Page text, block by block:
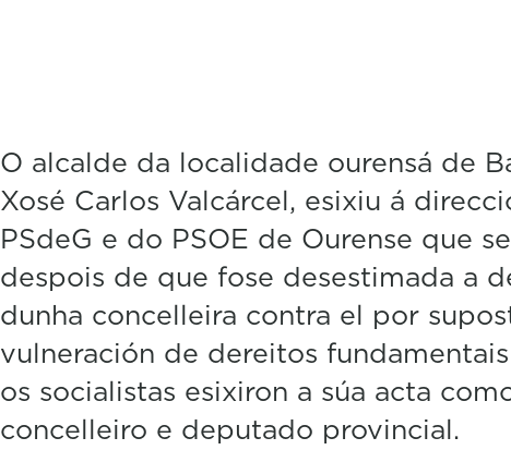
f
2
e
o
n
d
s
V
o
u
O alcalde da localidade ourensá de
Xosé Carlos Valcárcel, esixiu á
PSdeG e do PSOE de Ourense que
despois de que fose desestimada a
dunha concelleira contra el por
vulneración de dereitos
os socialistas esixiron a súa acta
concelleiro e deputado provincial.